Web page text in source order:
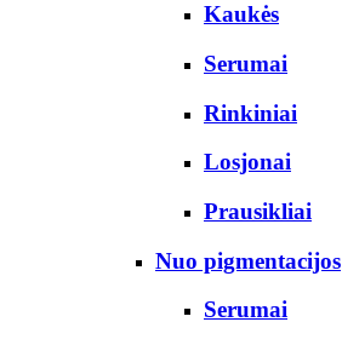
Kaukės
Serumai
Rinkiniai
Losjonai
Prausikliai
Nuo pigmentacijos
Serumai